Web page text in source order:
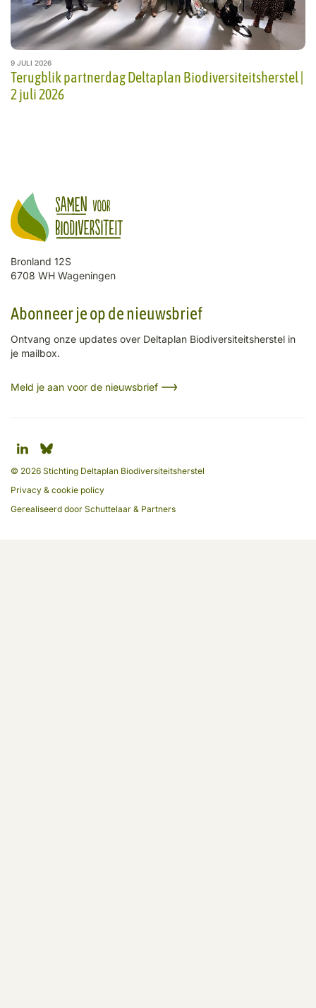
9 JULI 2026
Terugblik partnerdag Deltaplan Biodiversiteitsherstel |
2 juli 2026
Bronland 12S
6708 WH Wageningen
Abonneer je op de nieuwsbrief
Ontvang onze updates over Deltaplan Biodiversiteitsherstel in
je mailbox.
Meld je aan voor de nieuwsbrief
© 2026 Stichting Deltaplan Biodiversiteitsherstel
Privacy & cookie policy
Gerealiseerd door Schuttelaar & Partners